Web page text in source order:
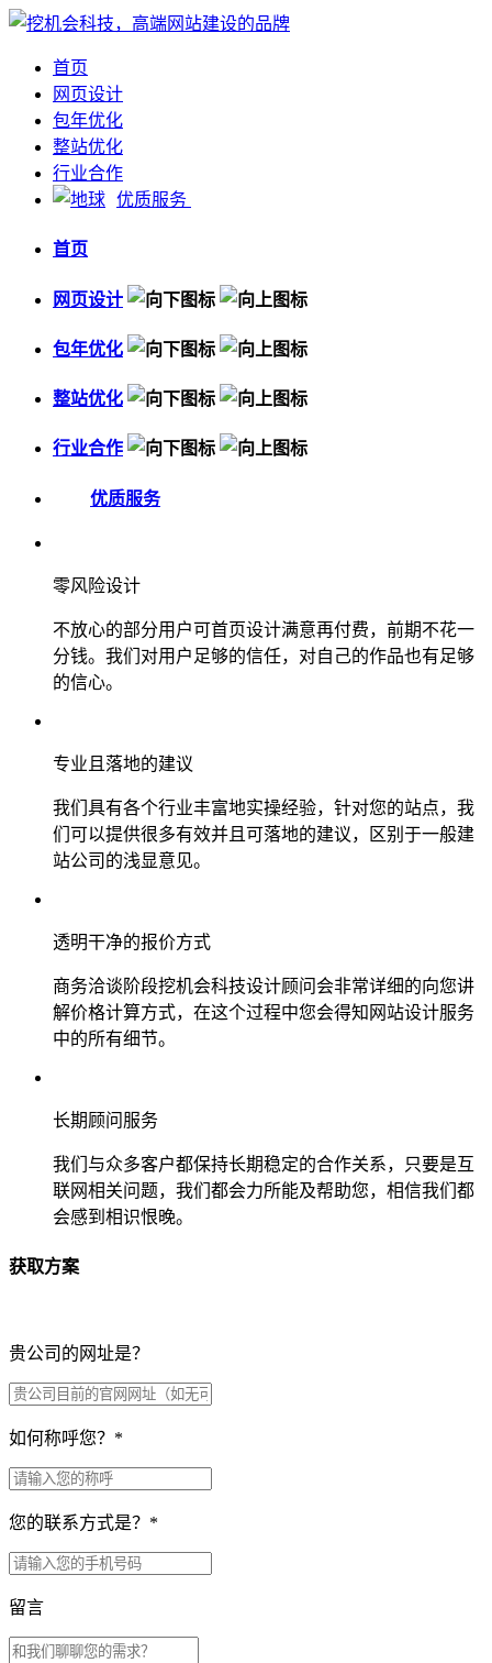
首页
网页设计
包年优化
整站优化
行业合作
优质服务
首页
网页设计
包年优化
整站优化
行业合作
优质服务
零风险设计
不放心的部分用户可首页设计满意再付费，前期不花一
分钱。我们对用户足够的信任，对自己的作品也有足够
的信心。
专业且落地的建议
我们具有各个行业丰富地实操经验，针对您的站点，我
们可以提供很多有效并且可落地的建议，区别于一般建
站公司的浅显意见。
透明干净的报价方式
商务洽谈阶段挖机会科技设计顾问会非常详细的向您讲
解价格计算方式，在这个过程中您会得知网站设计服务
中的所有细节。
长期顾问服务
我们与众多客户都保持长期稳定的合作关系，只要是互
联网相关问题，我们都会力所能及帮助您，相信我们都
会感到相识恨晚。
获取方案
贵公司的网址是？
如何称呼您？ *
您的联系方式是？ *
留言